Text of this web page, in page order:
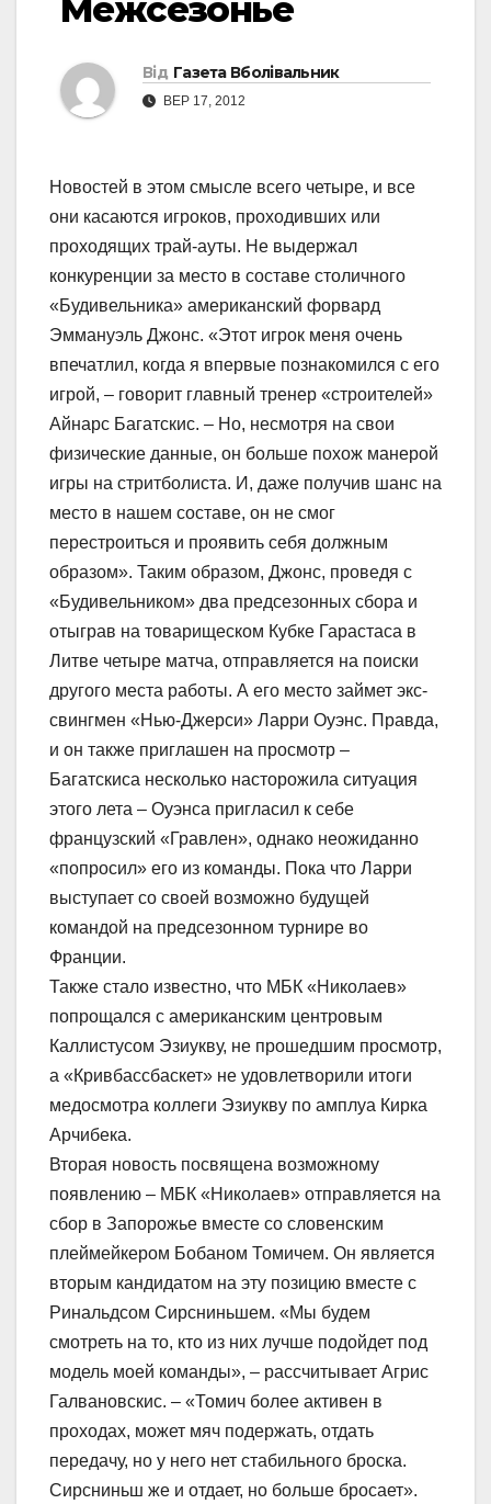
Межсезонье
Від Газета Вболівальник
ВЕР 17, 2012
Новостей в этом смысле всего четыре, и все
они касаются игроков, проходивших или
проходящих трай-ауты. Не выдержал
конкуренции за место в составе столичного
«Будивельника» американский форвард
Эммануэль Джонс. «Этот игрок меня очень
впечатлил, когда я впервые познакомился с его
игрой, – говорит главный тренер «строителей»
Айнарс Багатскис. – Но, несмотря на свои
физические данные, он больше похож манерой
игры на стритболиста. И, даже получив шанс на
место в нашем составе, он не смог
перестроиться и проявить себя должным
образом». Таким образом, Джонс, проведя с
«Будивельником» два предсезонных сбора и
отыграв на товарищеском Кубке Гарастаса в
Литве четыре матча, отправляется на поиски
другого места работы. А его место займет экс-
свингмен «Нью-Джерси» Ларри Оуэнс. Правда,
и он также приглашен на просмотр –
Багатскиса несколько насторожила ситуация
этого лета – Оуэнса пригласил к себе
французский «Гравлен», однако неожиданно
«попросил» его из команды. Пока что Ларри
выступает со своей возможно будущей
командой на предсезонном турнире во
Франции.
Также стало известно, что МБК «Николаев»
попрощался с американским центровым
Каллистусом Эзиукву, не прошедшим просмотр,
а «Кривбассбаскет» не удовлетворили итоги
медосмотра коллеги Эзиукву по амплуа Кирка
Арчибека.
Вторая новость посвящена возможному
появлению – МБК «Николаев» отправляется на
сбор в Запорожье вместе со словенским
плеймейкером Бобаном Томичем. Он является
вторым кандидатом на эту позицию вместе с
Ринальдсом Сирсниньшем. «Мы будем
смотреть на то, кто из них лучше подойдет под
модель моей команды», – рассчитывает Агрис
Галвановскис. – «Томич более активен в
проходах, может мяч подержать, отдать
передачу, но у него нет стабильного броска.
Сирсниньш же и отдает, но больше бросает».